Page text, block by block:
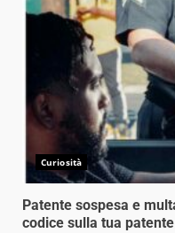
Curiosità
Patente sospesa e
codice sulla tua